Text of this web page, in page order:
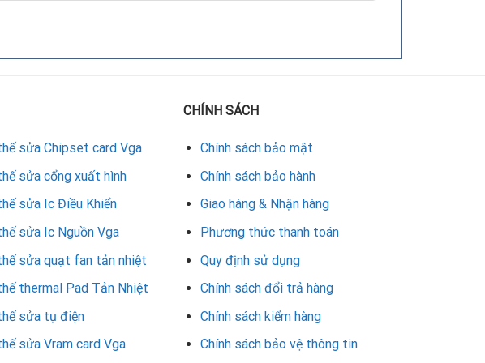
Card Vga
card VGA RX 7900 XT tại đây được thực hiện bởi đội ngũ kỹ
đảm bảo chất lượng, bảo hành rõ ràng và thời gian xử lý nhanh
trì độ bền và hiệu năng cho hệ thống. Nếu bạn đang tìm địa chỉ
sửa Chipset card Vga
sửa cổng xuất hình
sửa Ic Điều Khiển
sửa Ic Nguồn Vga
sửa quạt fan tản nhiệt
thermal Pad Tản Nhiệt
sửa tụ điện
sửa Vram card Vga
CHÍNH SÁCH
Chính sách bảo mật
Chính sách bảo hành
Giao hàng & Nhận hàng
Phương thức thanh toán
Quy định sử dụng
Chính sách đổi trả hàng
Chính sách kiểm hàng
Chính sách bảo vệ thông tin